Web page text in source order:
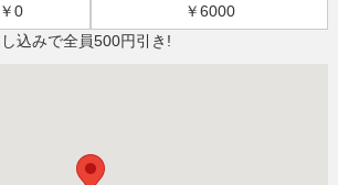
0
￥6000
込みで全員500円引き!